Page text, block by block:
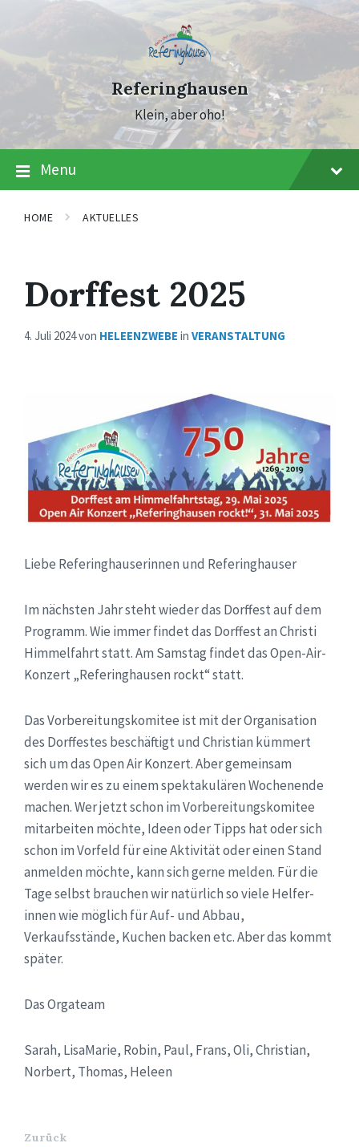
Referinghausen
Klein, aber oho!
Menu
HOME AKTUELLES
Dorffest 2025
4. Juli 2024von HELEENZWEBE in VERANSTALTUNG
Liebe Referinghauserinnen und Referinghauser
Im nächsten Jahr steht wieder das Dorffest auf dem
Programm. Wie immer findet das Dorffest an Christi
Himmelfahrt statt. Am Samstag findet das Open-Air-
Konzert „Referinghausen rockt“ statt.
Das Vorbereitungskomitee ist mit der Organisation
des Dorffestes beschäftigt und Christian kümmert
sich um das Open Air Konzert. Aber gemeinsam
werden wir es zu einem spektakulären Wochenende
machen. Wer jetzt schon im Vorbereitungskomitee
mitarbeiten möchte, Ideen oder Tipps hat oder sich
schon im Vorfeld für eine Aktivität oder einen Stand
anmelden möchte, kann sich gerne melden. Für die
Tage selbst brauchen wir natürlich so viele Helfer-
innen wie möglich für Auf- und Abbau,
Verkaufsstände, Kuchen backen etc. Aber das kommt
später.
Das Orgateam
Sarah, LisaMarie, Robin, Paul, Frans, Oli, Christian,
Norbert, Thomas, Heleen
Zurück